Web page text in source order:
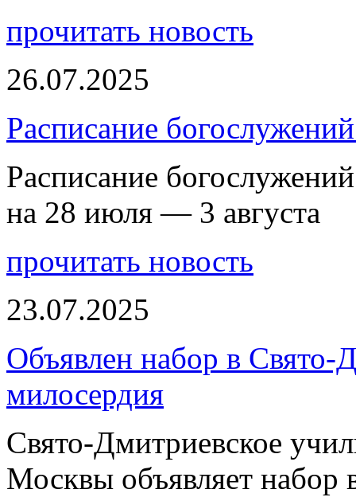
прочитать новость
26.07.2025
Расписание
Расписание
на 28 июля — 3 августа
прочитать новость
23.07.2025
Объявлен набор в Свято-
милосердия
Свято-Дмитриевское
Москвы объявляет набор